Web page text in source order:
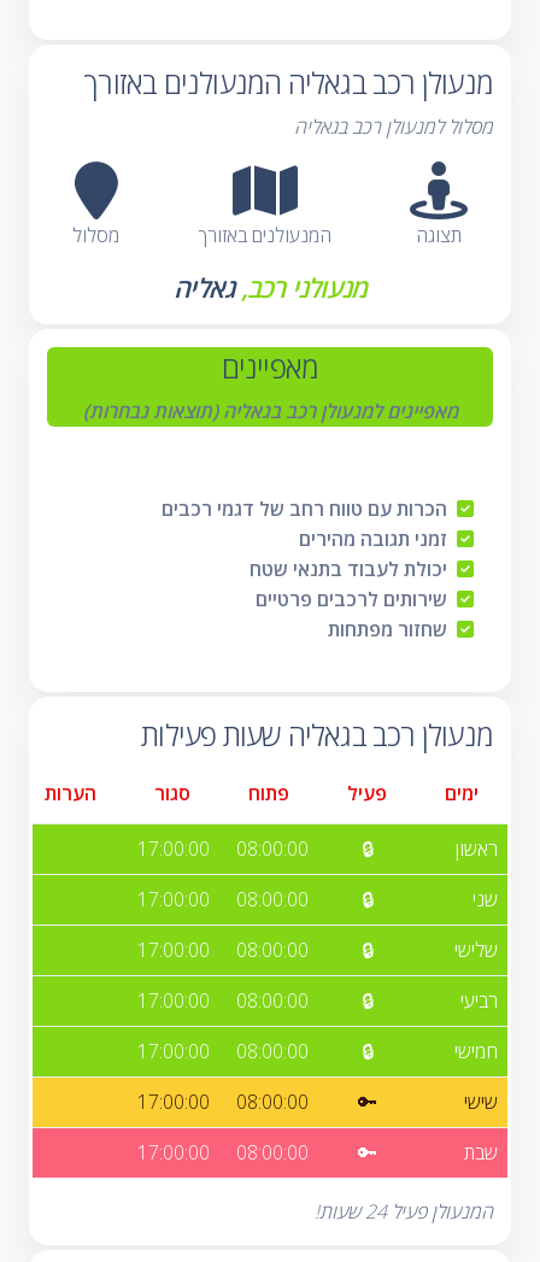
מנעולן רכב בגאליה המנעולנים באזורך
מסלול למנעולן רכב בגאליה
תצוגה המנעולנים באזורך מסלול
מנעולני רכב,גאליה
מאפיינים
מאפיינים למנעולן רכב בגאליה (תוצאות נבחרות)
הכרות עם טווח רחב של דגמי רכבים
זמני תגובה מהירים
יכולת לעבוד בתנאי שטח
שירותים לרכבים פרטיים
שחזור מפתחות
מנעולן רכב בגאליה שעות פעילות
ימים פעיל פתוח סגור הערות
ראשון 🔒
08:00:00
17:00:00
שני
🔒
08:00:00
17:00:00
שלישי
🔒
08:00:00
17:00:00
רביעי
🔒
08:00:00
17:00:00
חמישי
🔒
08:00:00
17:00:00
שישי
🔑
08:00:00
17:00:00
שבת
🔑
08:00:00
17:00:00
המנעולן פעיל 24 שעות!